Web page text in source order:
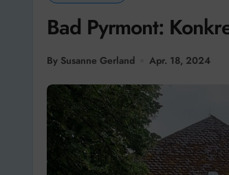
Bad Pyrmont:
By Susanne Gerland Apr. 18, 2024